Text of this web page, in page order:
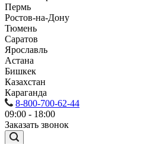
Пермь
Ростов-на-Дону
Тюмень
Саратов
Ярославль
Астана
Бишкек
Казахстан
Караганда
8-800-700-62-44
09:00 - 18:00
Заказать звонок